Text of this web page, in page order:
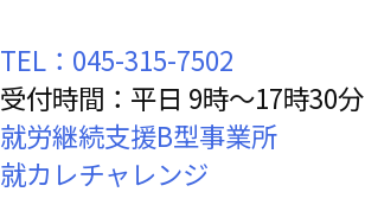
TEL：045-315-7502
受付時間：平日 9時～17時30分
就労継続支援B型事業所
就カレチャレンジ